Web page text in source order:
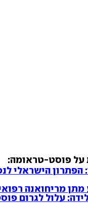
על פוסט-טראומה:
הפתרון הישראלי
מתן מריחואנה
עלול לגרום